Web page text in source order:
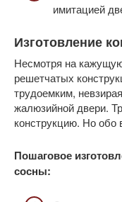
имитацией
Изготовление
Несмотря на
решетчатых
трудоемким,
жалюзийной двери.
конструкцию. Но
Пошаговое
сосны: